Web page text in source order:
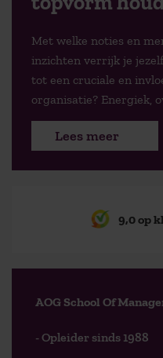
Met welke noties en
inzichten verrijk je
tot een cruciale en
organisatie? Energiek,
Lees meer
9,0 op
AOG School Of
- Opleider sinds 1988